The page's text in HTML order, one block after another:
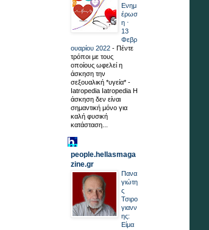
Ενημ
έρωσ
η ⋅
13
Φεβρ
ουαρίου 2022 - Πέντε
τρόποι με τους
οποίους ωφελεί η
άσκηση την
σεξουαλική *υγεία* -
Iatropedia Iatropedia Η
άσκηση δεν είναι
σημαντική μόνο για
καλή φυσική
κατάσταση...
people.hellasmaga
zine.gr
Πανα
γιώτη
ς
Τσιρο
γιανν
ης:
Είμα